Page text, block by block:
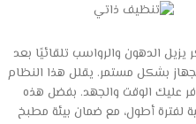
الدهون والرواسب تلقائيًا بعد
بشكل مستمر. يقلل هذا النظام
عليك الوقت والجهد. بفضل هذه
لفترة أطول، مع ضمان بيئة مطبخ